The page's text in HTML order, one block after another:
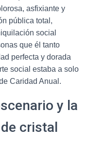
asfixiante y
pública total,
social
que él tanto
perfecta y dorada
social estaba a solo
Caridad Anual.
y la
cristal